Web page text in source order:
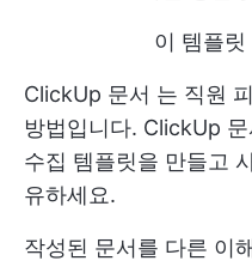
이 템플릿
ClickUp 문서 는 직원
방법입니다. ClickUp
수집 템플릿을 만들고
유하세요.
작성된 문서를 다른 이